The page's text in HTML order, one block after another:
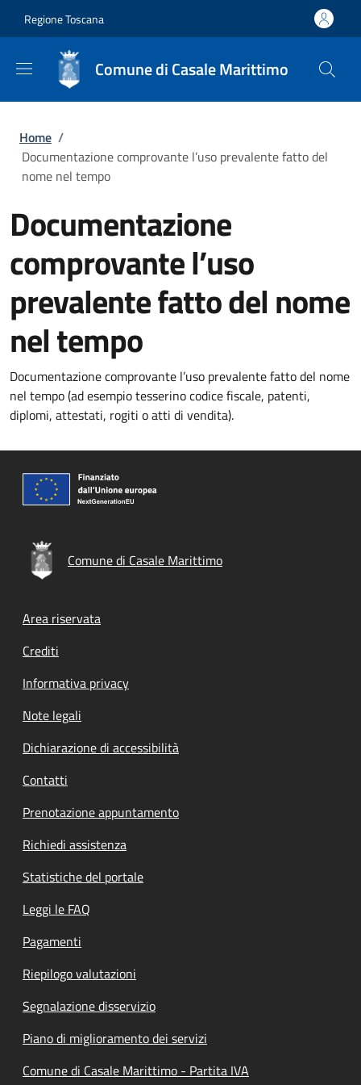
Regione Toscana
Comune di Casale Marittimo
Briciole di pane
Home /
Documentazione comprovante l’uso prevalente fatto del
nome nel tempo
Documentazione
comprovante l’uso
prevalente fatto del nome
nel tempo
Documentazione comprovante l’uso prevalente fatto del nome
nel tempo (ad esempio tesserino codice fiscale, patenti,
diplomi, attestati, rogiti o atti di vendita).
Comune di Casale Marittimo
Footer menu
Area riservata
Crediti
Informativa privacy
Note legali
Dichiarazione di accessibilità
Contatti
Prenotazione appuntamento
Richiedi assistenza
Statistiche del portale
Leggi le FAQ
Pagamenti
Riepilogo valutazioni
Segnalazione disservizio
Piano di miglioramento dei servizi
Comune di Casale Marittimo - Partita IVA